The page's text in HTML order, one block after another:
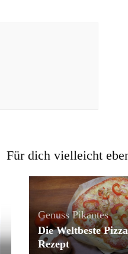
Für dich vielleicht
Genuss Pikantes
Die Weltbeste
Rezept